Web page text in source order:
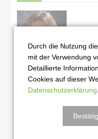
Frau Hartung
Durch die Nutzung
mit der Verwendung
Detaillierte
Cookies auf dieser
Datenschutzerklärung